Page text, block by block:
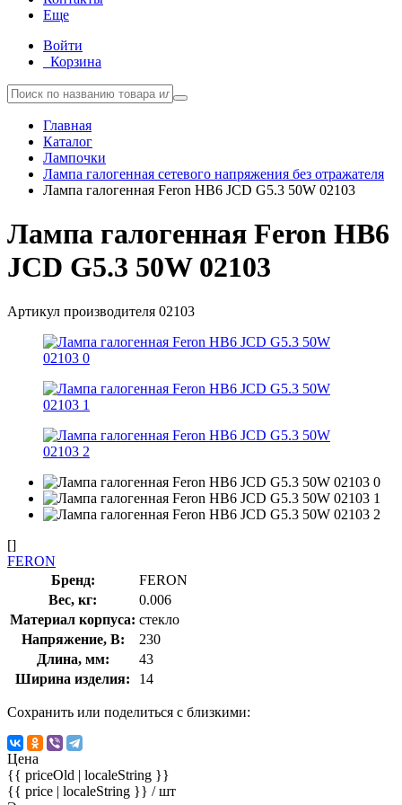
Еще
Войти
Корзина
Главная
Каталог
Лампочки
Лампа галогенная сетевого напряжения без отражателя
Лампа галогенная Feron HB6 JCD G5.3 50W 02103
Лампа галогенная Feron HB6
JCD G5.3 50W 02103
Артикул производителя 02103
[]
FERON
Бренд:
FERON
Вес, кг:
0.006
Материал корпуса: стекло
Напряжение, В:
230
Длина, мм:
43
Ширина изделия:
14
Сохранить или поделиться с близкими:
Цена
{{ priceOld | localeString }}
{{ price | localeString }} / шт